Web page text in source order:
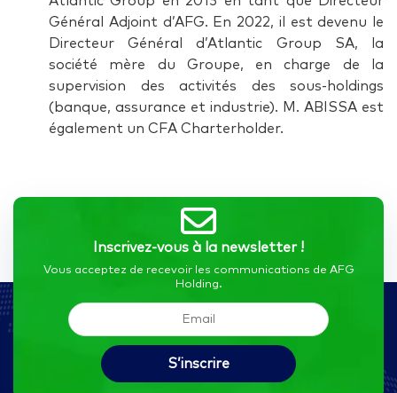
Général Adjoint d’AFG. En 2022, il est devenu le
Directeur Général d’Atlantic Group SA, la
société mère du Groupe, en charge de la
supervision des activités des sous-holdings
(banque, assurance et industrie). M. ABISSA est
également un CFA Charterholder.
Inscrivez-vous à la newsletter !
Vous acceptez de recevoir les communications de AFG
Holding.